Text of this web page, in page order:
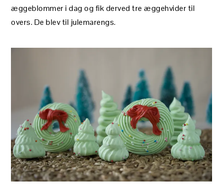
æggeblommer i dag og fik derved tre æggehvider til
overs. De blev til julemarengs.